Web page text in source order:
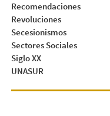
Recomendaciones
Revoluciones
Secesionismos
Sectores Sociales
Siglo XX
UNASUR